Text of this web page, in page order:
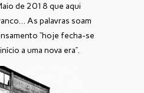
de 2018 que aqui
As palavras soam
“hoje fecha-se
a uma nova era”.